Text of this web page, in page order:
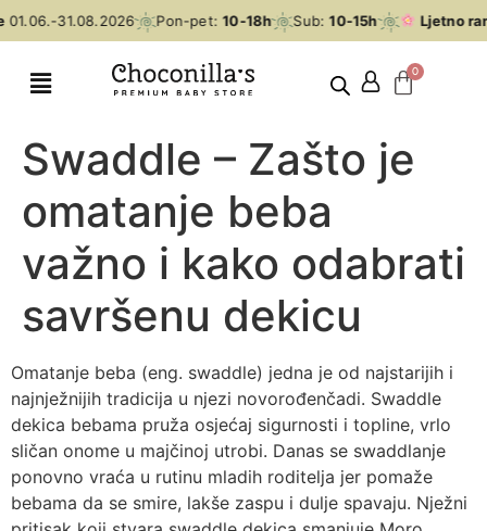
31.08.2026 Pon-pet:10-18h Sub:10-15h Ljetno
Swaddle – Zašto je
omatanje beba
važno i kako odabrati
savršenu dekicu
Omatanje beba (eng. swaddle) jedna je od najstarijih i
najnježnijih tradicija u njezi novorođenčadi. Swaddle
dekica bebama pruža osjećaj sigurnosti i topline, vrlo
sličan onome u majčinoj utrobi. Danas se swaddlanje
ponovno vraća u rutinu mladih roditelja jer pomaže
bebama da se smire, lakše zaspu i dulje spavaju. Nježni